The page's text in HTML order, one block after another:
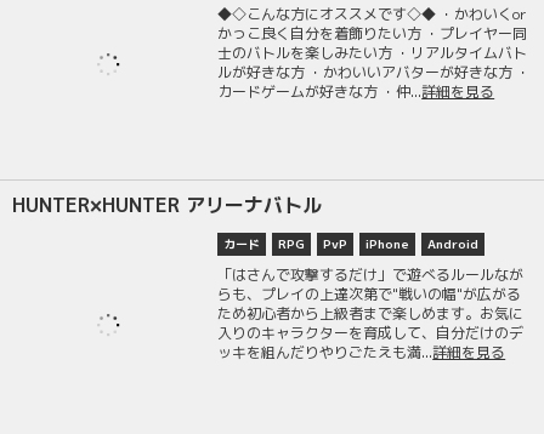
◆◇こんな方にオススメです◇◆ ・かわいくor
かっこ良く自分を着飾りたい方 ・プレイヤー同
士のバトルを楽しみたい方 ・リアルタイムバト
ルが好きな方 ・かわいいアバターが好きな方 ・
カードゲームが好きな方 ・仲...詳細を見る
HUNTER×HUNTER アリーナバトル
カード RPG PvP iPhone Android
「はさんで攻撃するだけ」で遊べるルールなが
らも、プレイの上達次第で"戦いの幅"が広がる
ため初心者から上級者まで楽しめます。お気に
入りのキャラクターを育成して、自分だけのデ
ッキを組んだりやりごたえも満...詳細を見る